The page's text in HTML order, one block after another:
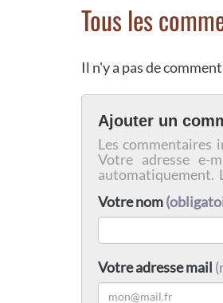
Tous les
Il n'y a pas de
Ajouter un
Les commentaires
Votre adresse e-
automatiquement.
Votre nom
Votre adresse mail